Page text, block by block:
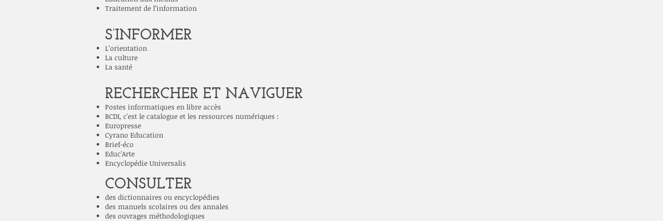
Traitement de l’information
S’INFORMER
L’orientation
La culture
La santé
RECHERCHER ET NAVIGUER
Postes informatiques en libre accès
BCDI, c'est le catalogue et les ressources numériques :
Europresse
Cyrano Education
Brief-éco
Educ'Arte
Encyclopédie Universalis
CONSULTER
des dictionnaires ou encyclopédies
des manuels scolaires ou des annales
des ouvrages méthodologiques